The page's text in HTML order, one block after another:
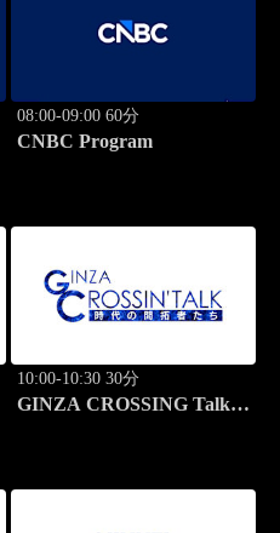
08:00-09:00 60分
CNBC Program
10:00-10:30 30分
GINZA CROSSING Talk